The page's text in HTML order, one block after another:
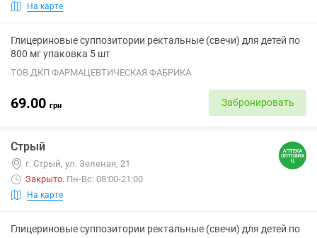
На карте
Глицериновые суппозитории ректальные (свечи) для детей по
800 мг упаковка 5 шт
ТОВ ДКП ФАРМАЦЕВТИЧЕСКАЯ ФАБРИКА
69.00 грн Забронировать
Стрый
г. Стрый, ул. Зеленая, 21
Закрыто. Пн-Вс: 08:00-21:00
На карте
Глицериновые суппозитории ректальные (свечи) для детей по